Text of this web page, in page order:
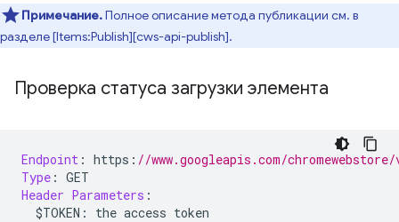
Примечание.Полное описание метода публикации см. в
разделе [Items:Publish][cws-api-publish].
Проверка статуса загрузки элемента
Endpoint : https : //www.googleapis.com/
Type : GET
Header Parameters :
$TOKEN : the access token